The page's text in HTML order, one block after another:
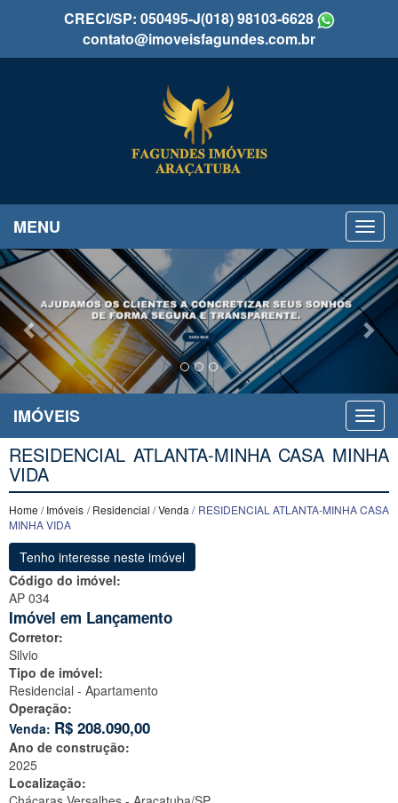
CRECI/SP: 050495-J(018) 98103-6628
contato@imoveisfagundes.com.br
MENU
Previous
IMÓVEIS
RESIDENCIAL ATLANTA-MINHA CASA MINHA
VIDA
Home /Imóveis /Residencial /Venda / RESIDENCIAL ATLANTA-MINHA CASA
MINHA VIDA
Tenho interesse neste imóvel
Código do imóvel:
AP 034
Imóvel em Lançamento
Corretor:
Silvio
Tipo de imóvel:
Residencial - Apartamento
Operação:
Venda: R$ 208.090,00
Ano de construção:
2025
Localização: